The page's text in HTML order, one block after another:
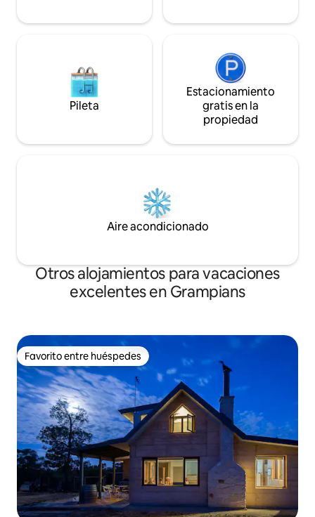
Pileta
Estacionamiento
gratis en la
propiedad
Aire acondicionado
Otros alojamientos para vacaciones
excelentes en Grampians
Favorito entre huéspedes
Favorito entre huéspedes